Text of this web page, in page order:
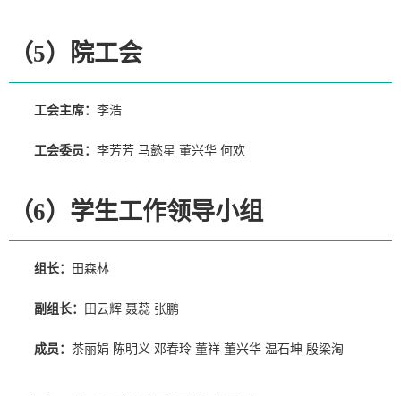
（5）院工会
工会主席： 李浩
工会委员： 李芳芳 马懿星 董兴华 何欢
（6）学生工作领导小组
组长： 田森林
副组长： 田云辉 聂蕊 张鹏
成员： 茶丽娟 陈明义 邓春玲 董祥 董兴华 温石坤 殷梁淘